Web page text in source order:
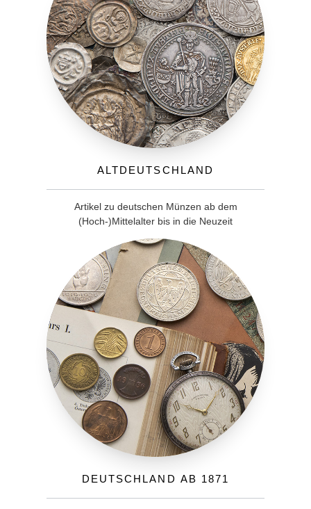
Altdeutschland
Artikel zu deutschen Münzen ab dem
(Hoch-)Mittelalter bis in die Neuzeit
Deutschland ab 1871